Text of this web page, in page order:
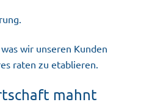
wir unseren Kunden
raten zu etablieren.
mahnt